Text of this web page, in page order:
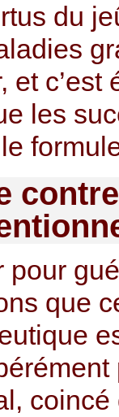
du
et
les
pour
que